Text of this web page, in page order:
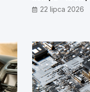
22 lipca 2026